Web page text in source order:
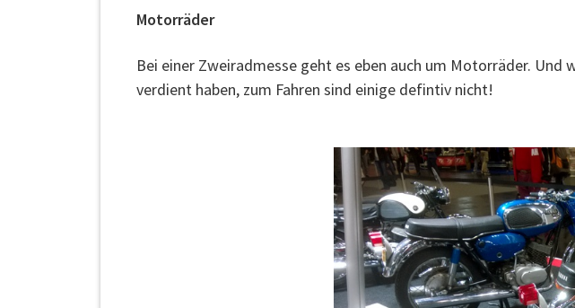
Motorräder
Bei einer Zweiradmesse geht es eben auch um Motorräder.
verdient haben, zum Fahren sind einige defintiv nicht!